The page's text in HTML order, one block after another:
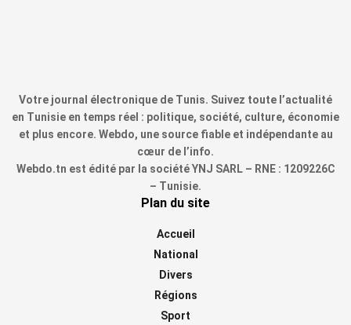
Votre journal électronique de Tunis. Suivez toute l’actualité
en Tunisie en temps réel : politique, société, culture, économie
et plus encore. Webdo, une source fiable et indépendante au
cœur de l’info.
Webdo.tn est édité par la société YNJ SARL – RNE : 1209226C
– Tunisie.
Plan du site
Accueil
National
Divers
Régions
Sport